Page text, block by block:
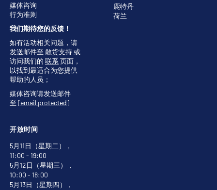
鹿特丹
荷兰
开放时间
5月11日（星期二），
11:00 - 19:00
5月12日（星期三），
10:00 - 18:00
5月13日（星期四），
媒体咨询
行为准则
我们期待您的反馈！
如有活动相关问题，请
发送邮件至 散货支持或
访问我们的 联系 页面，
以找到最适合为您提供
帮助的人员；
媒体咨询请发送邮件
至 [email protected]